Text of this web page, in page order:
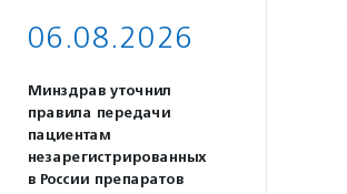
06.08.2026
Минздрав уточнил
правила передачи
пациентам
незарегистрированных
в России препаратов